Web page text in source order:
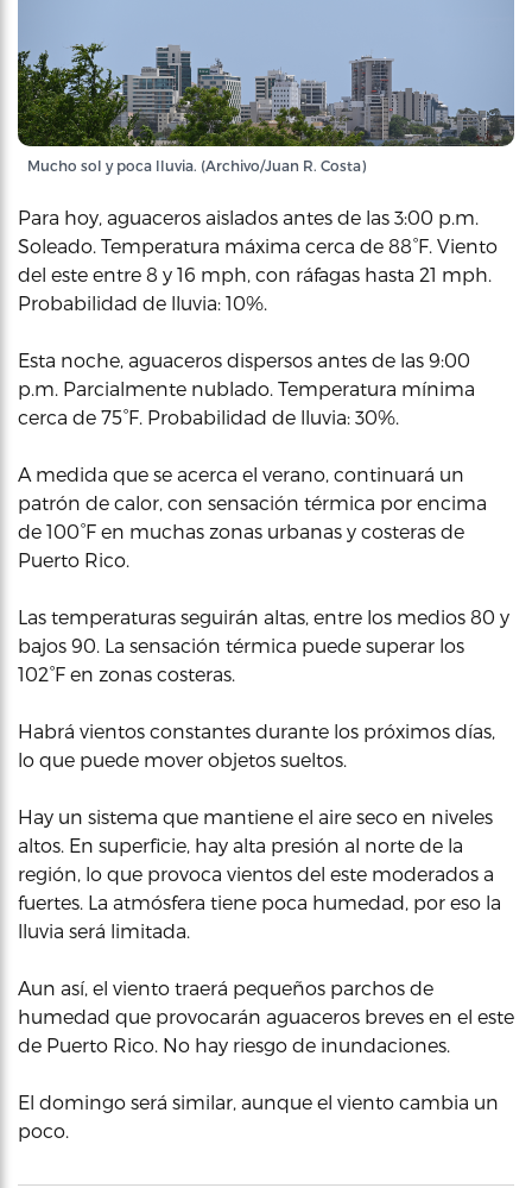
Mucho sol y poca lluvia. (Archivo/Juan R. Costa)
Para hoy, aguaceros aislados antes de las 3:00 p.m.
Soleado. Temperatura máxima cerca de 88°F. Viento
del este entre 8 y 16 mph, con ráfagas hasta 21 mph.
Probabilidad de lluvia: 10%.
Esta noche, aguaceros dispersos antes de las 9:00
p.m. Parcialmente nublado. Temperatura mínima
cerca de 75°F. Probabilidad de lluvia: 30%.
A medida que se acerca el verano, continuará un
patrón de calor, con sensación térmica por encima
de 100°F en muchas zonas urbanas y costeras de
Puerto Rico.
Las temperaturas seguirán altas, entre los medios 80 y
bajos 90. La sensación térmica puede superar los
102°F en zonas costeras.
Habrá vientos constantes durante los próximos días,
lo que puede mover objetos sueltos.
Hay un sistema que mantiene el aire seco en niveles
altos. En superficie, hay alta presión al norte de la
región, lo que provoca vientos del este moderados a
fuertes. La atmósfera tiene poca humedad, por eso la
lluvia será limitada.
Aun así, el viento traerá pequeños parchos de
humedad que provocarán aguaceros breves en el este
de Puerto Rico. No hay riesgo de inundaciones.
El domingo será similar, aunque el viento cambia un
poco.